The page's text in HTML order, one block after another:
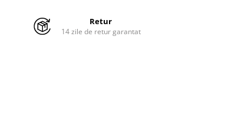
Retur
14 zile de retur garantat